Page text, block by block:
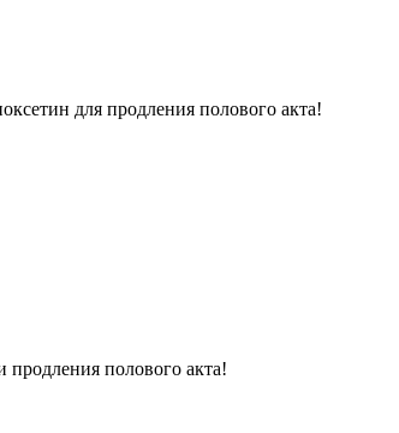
для продления полового акта!
продления полового акта!